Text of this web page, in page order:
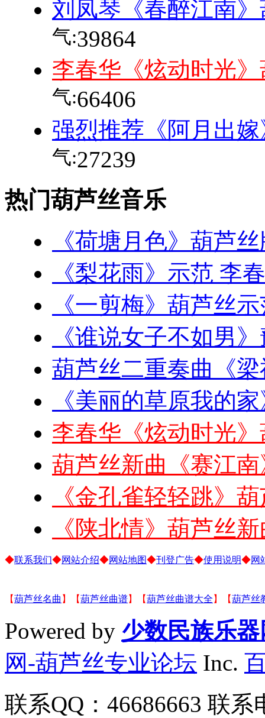
刘凤琴《春醉江南
气:39864
李春华《炫动时光
气:66406
强烈推荐《阿月出
气:27239
热门葫芦丝音乐
《荷塘月色》葫芦
《梨花雨》示范 李
《一剪梅》葫芦丝
《谁说女子不如男
葫芦丝二重奏曲《
《美丽的草原我的
李春华《炫动时光
葫芦丝新曲《赛江南
《金孔雀轻轻跳》
《陕北情》葫芦丝
◆联系我们◆网站介绍◆网站地图◆刊登广告◆使用说明◆网
【葫芦丝名曲 】【葫芦丝曲谱】【葫芦丝曲谱大全 】【葫芦丝
Powered by 少数民族乐器
网-葫芦丝专业论坛 Inc.
联系QQ：46686663 联